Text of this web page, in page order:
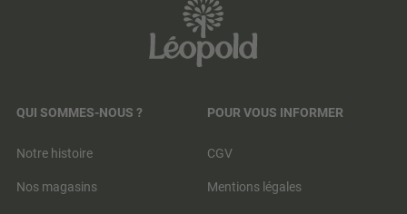
QUI SOMMES-NOUS ?
Notre histoire
Nos magasins
POUR VOUS INFORMER
CGV
Mentions légales